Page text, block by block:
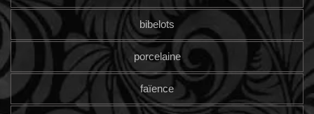
bibelots
porcelaine
faïence